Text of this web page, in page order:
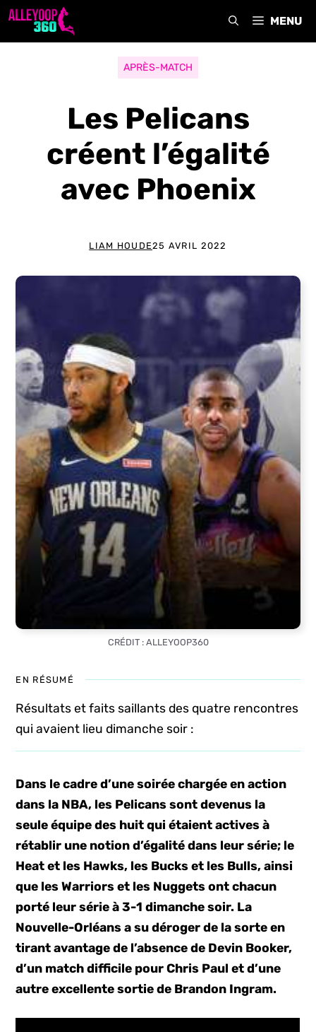
Aller
MENU
APRÈS-MATCH
Les Pelicans
créent l’égalité
avec Phoenix
LIAM HOUDE25 AVRIL 2022
CRÉDIT : ALLEYOOP360
EN RÉSUMÉ
Résultats et faits saillants des quatre rencontres
qui avaient lieu dimanche soir :
Dans le cadre d’une soirée chargée en action
dans la NBA, les Pelicans sont devenus la
seule équipe des huit qui étaient actives à
rétablir une notion d’égalité dans leur série; le
Heat et les Hawks, les Bucks et les Bulls, ainsi
que les Warriors et les Nuggets ont chacun
porté leur série à 3-1 dimanche soir. La
Nouvelle-Orléans a su déroger de la sorte en
tirant avantage de l’absence de Devin Booker,
d’un match difficile pour Chris Paul et d’une
autre excellente sortie de Brandon Ingram.